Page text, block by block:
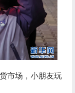
市场，小朋友玩